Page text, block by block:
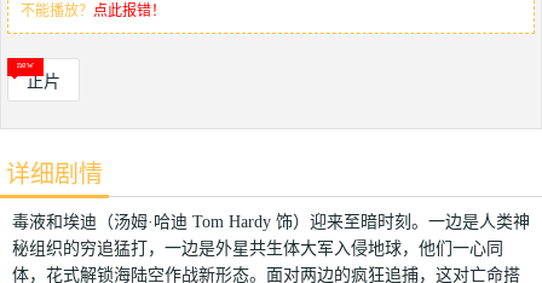
不能播放？ 点此报错！
正片
详细剧情
毒液和埃迪（汤姆·哈迪 Tom Hardy 饰）迎来至暗时刻。一边是人类神
秘组织的穷追猛打，一边是外星共生体大军入侵地球，他们一心同
体，花式解锁海陆空作战新形态。面对两边的疯狂追捕，这对亡命搭